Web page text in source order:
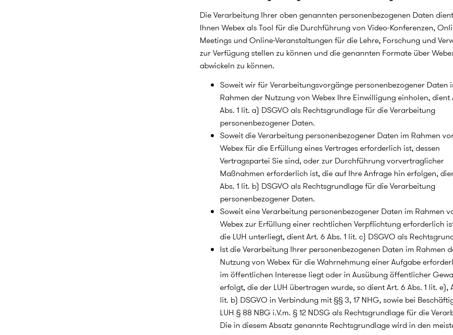
Die Verarbeitung Ihrer oben genannten personenbezogenen Daten
Ihnen Webex als Tool für die Durchführung von Video-Konferenzen,
Meetings und Online-Veranstaltungen für die Lehre, Forschung und
zur Verfügung stellen zu können und die genannten Formate über
abwickeln zu können.
Soweit wir für Verarbeitungsvorgänge personenbezogener Daten
Rahmen der Nutzung von Webex Ihre Einwilligung einholen, dient
Abs. 1 lit. a) DSGVO als Rechtsgrundlage für die Verarbeitung
personenbezogener Daten.
Soweit die Verarbeitung personenbezogener Daten im Rahmen
Webex für die Erfüllung eines Vertrages erforderlich ist, dessen
Vertragspartei Sie sind, oder zur Durchführung vorvertraglicher
Maßnahmen erforderlich ist, die auf Ihre Anfrage hin erfolgen,
Abs. 1 lit. b) DSGVO als Rechtsgrundlage für die Verarbeitung
personenbezogener Daten.
Soweit eine Verarbeitung personenbezogener Daten im Rahmen
Webex zur Erfüllung einer rechtlichen Verpflichtung erforderlich
die LUH unterliegt, dient Art. 6 Abs. 1 lit. c) DSGVO als
Ist die Verarbeitung Ihrer personenbezogenen Daten im Rahmen
Nutzung von Webex für die Wahrnehmung einer Aufgabe
im öffentlichen Interesse liegt oder in Ausübung öffentlicher
erfolgt, die der LUH übertragen wurde, so dient Art. 6 Abs. 1 lit. e),
lit. b) DSGVO in Verbindung mit §§ 3, 17 NHG, sowie bei
LUH § 88 NBG i.V.m. § 12 NDSG als Rechtsgrundlage für die
Die in diesem Absatz genannte Rechtsgrundlage wird in den